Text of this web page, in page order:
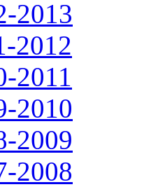
2013
2012
2011
2010
2009
2008